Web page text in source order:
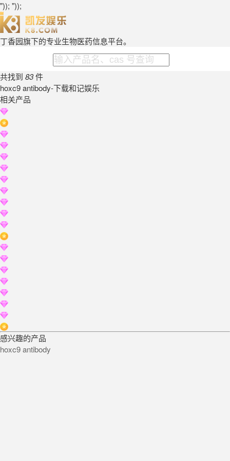
")); "));
丁香园旗下的专业生物医药信息平台。
共找到 83件
hoxc9 antibody-下载和记娱乐
相关产品
感兴趣的产品
hoxc9 antibody